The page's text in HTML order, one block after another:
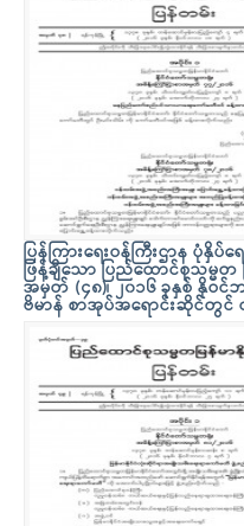
ပြန်ကြားရေးဝန်ကြီးဌာန ပုံ
ဖြန့်ချိသော ပြည်ထောင်စုသမ္မ
အမှတ် (၄၈)၊ ၂၀၁၆ ခုနှစ် နိုဝ
ဗိမာန် စာအုပ်အရောင်းဆိုင်တွင်